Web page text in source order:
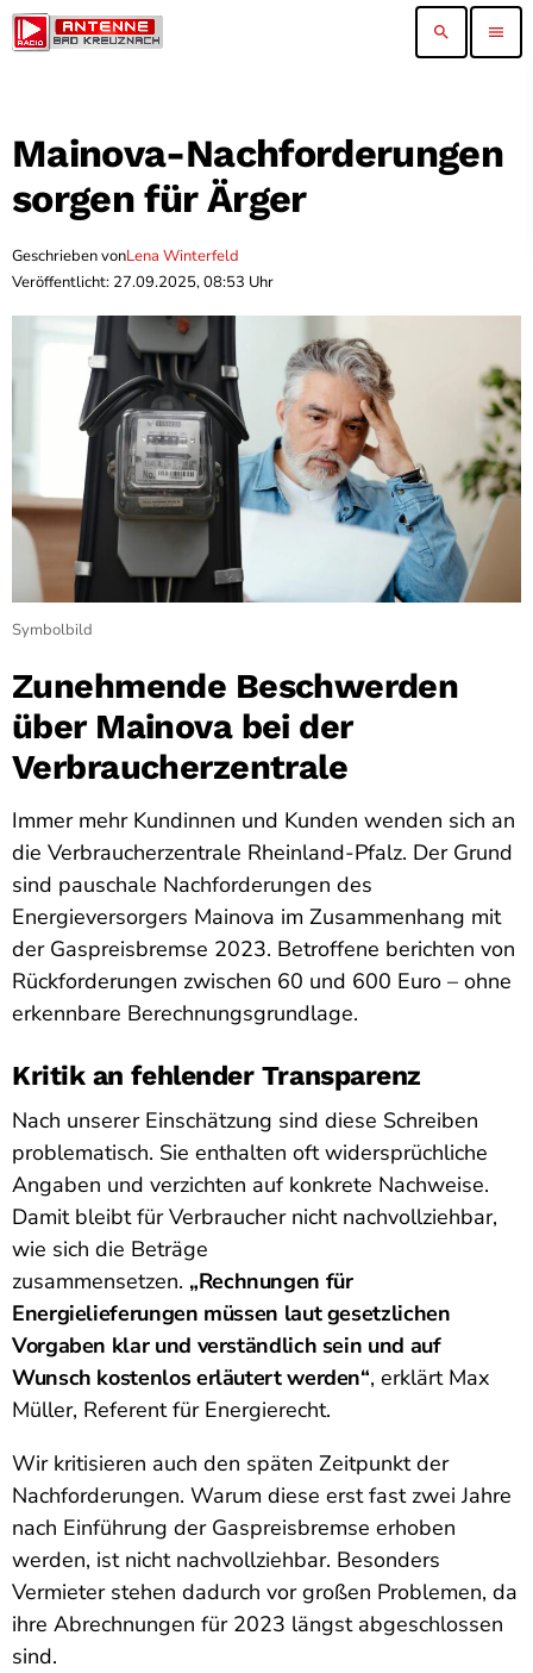
search menu
Mainova-Nachforderungen
sorgen für Ärger
Geschrieben vonLena Winterfeld
Veröffentlicht: 27.09.2025, 08:53 Uhr
Symbolbild
Zunehmende Beschwerden
über Mainova bei der
Verbraucherzentrale
Immer mehr Kundinnen und Kunden wenden sich an
die Verbraucherzentrale Rheinland-Pfalz. Der Grund
sind pauschale Nachforderungen des
Energieversorgers Mainova im Zusammenhang mit
der Gaspreisbremse 2023. Betroffene berichten von
Rückforderungen zwischen 60 und 600 Euro – ohne
erkennbare Berechnungsgrundlage.
Kritik an fehlender Transparenz
Nach unserer Einschätzung sind diese Schreiben
problematisch. Sie enthalten oft widersprüchliche
Angaben und verzichten auf konkrete Nachweise.
Damit bleibt für Verbraucher nicht nachvollziehbar,
wie sich die Beträge
zusammensetzen. „Rechnungen für
Energielieferungen müssen laut gesetzlichen
Vorgaben klar und verständlich sein und auf
Wunsch kostenlos erläutert werden“, erklärt Max
Müller, Referent für Energierecht.
Wir kritisieren auch den späten Zeitpunkt der
Nachforderungen. Warum diese erst fast zwei Jahre
nach Einführung der Gaspreisbremse erhoben
werden, ist nicht nachvollziehbar. Besonders
Vermieter stehen dadurch vor großen Problemen, da
ihre Abrechnungen für 2023 längst abgeschlossen
sind.